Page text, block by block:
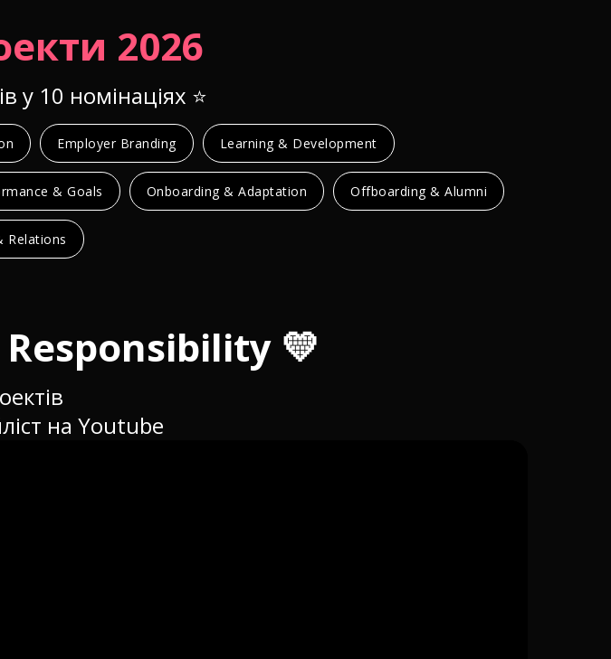
2026
у 10 номінаціях ⭐️
Employer Branding Learning & Development
& Goals Onboarding & Adaptation Offboarding & Alumni
Relations
💛
на Youtube